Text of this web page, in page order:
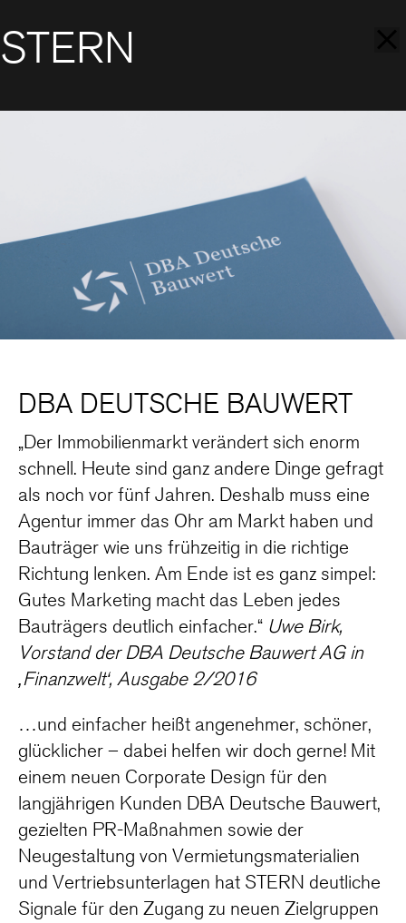
STERN
DBA DEUTSCHE BAUWERT
„Der Immobilienmarkt verändert sich enorm
schnell. Heute sind ganz andere Dinge gefragt
als noch vor fünf Jahren. Deshalb muss eine
Agentur immer das Ohr am Markt haben und
Bauträger wie uns frühzeitig in die richtige
Richtung lenken. Am Ende ist es ganz simpel:
Gutes Marketing macht das Leben jedes
Bauträgers deutlich einfacher.“ Uwe Birk,
Vorstand der DBA Deutsche Bauwert AG in
‚Finanzwelt‘, Ausgabe 2/2016
…und einfacher heißt angenehmer, schöner,
glücklicher – dabei helfen wir doch gerne! Mit
einem neuen Corporate Design für den
langjährigen Kunden DBA Deutsche Bauwert,
gezielten PR-Maßnahmen sowie der
Neugestaltung von Vermietungsmaterialien
und Vertriebsunterlagen hat STERN deutliche
Signale für den Zugang zu neuen Zielgruppen